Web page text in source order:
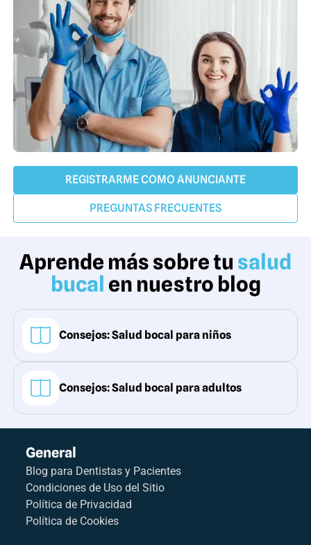
REGISTRARME COMO ANUNCIANTE
PREGUNTAS FRECUENTES
Aprende más sobre tu salud
bucal en nuestro blog
Consejos: Salud bocal para niños
Consejos: Salud bocal para adultos
General
Blog para Dentistas y Pacientes
Condiciones de Uso del Sitio
Política de Privacidad
Política de Cookies